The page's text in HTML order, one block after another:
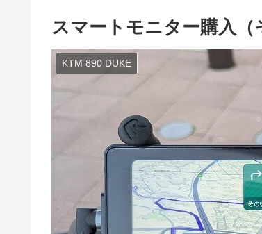
スマートモニター購入
KTM 890 DUKE